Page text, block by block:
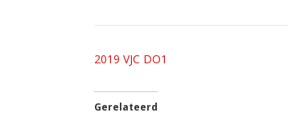
2019 VJC DO1
Gerelateerd